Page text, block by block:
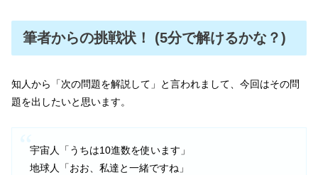
筆者からの挑戦状！ (5分で解けるかな？)
知人から「次の問題を解説して」と言われまして、今回はその問
題を出したいと思います。
宇宙人「うちは10進数を使います」
地球人「おお、私達と一緒ですね」